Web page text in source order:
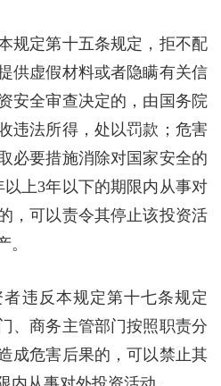
定第十五条规定，拒不配
供虚假材料或者隐瞒有关信
安全审查决定的，由国务院
违法所得，处以罚款；危害
必要措施消除对国家安全的
上3年以下的期限内从事对
，可以责令其停止该投资活
。
反本规定第十七条规定
、商务主管部门按照职责分
成危害后果的，可以禁止其